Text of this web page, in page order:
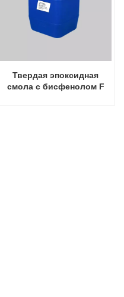
Твердая эпоксидная
смола с бисфенолом F